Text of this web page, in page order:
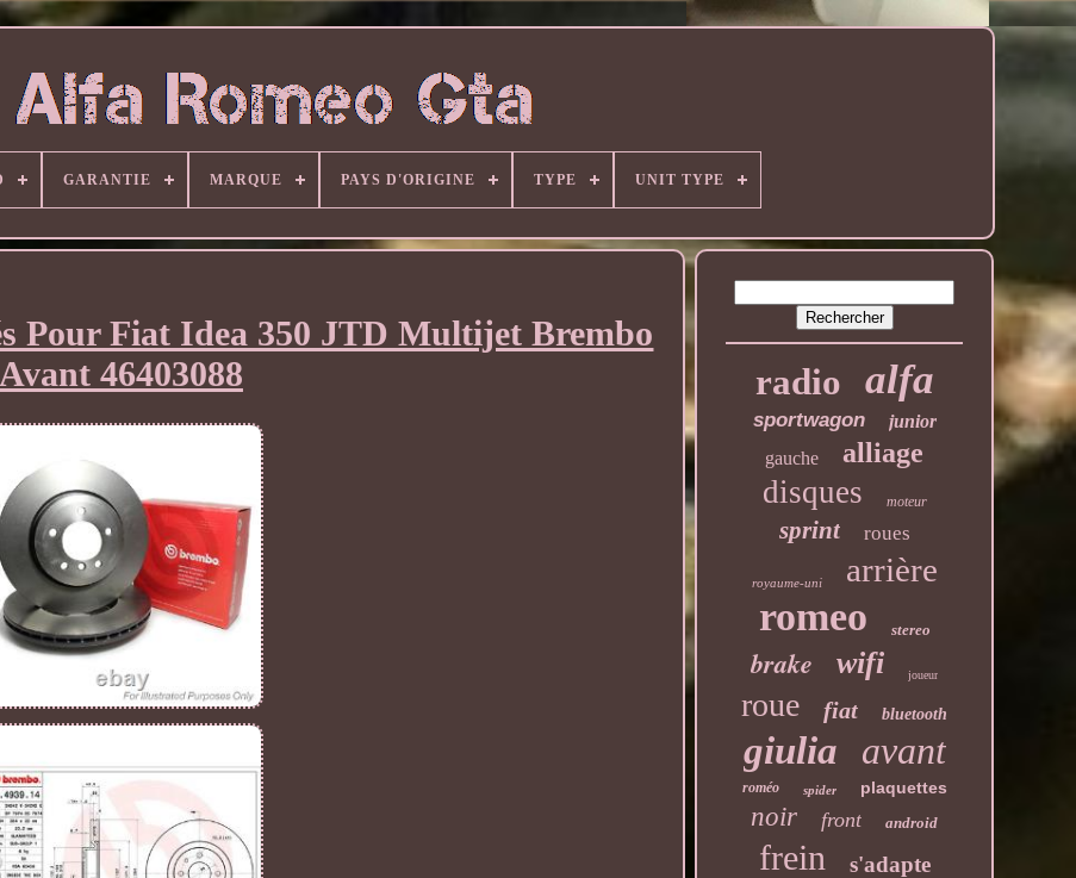
GARANTIE MARQUE PAYS D'ORIGINE TYPE UNIT TYPE
Pour Fiat Idea 350 JTD Multijet Brembo
Avant 46403088
radio alfa
sportwagon
junior
gauche
alliage
disques moteur
sprint roues
royaume-uni arrière
romeo stereo
brake wifi joueur
roue fiat bluetooth
giulia avant
roméo spider plaquettes
noir front android
frein s'adapte